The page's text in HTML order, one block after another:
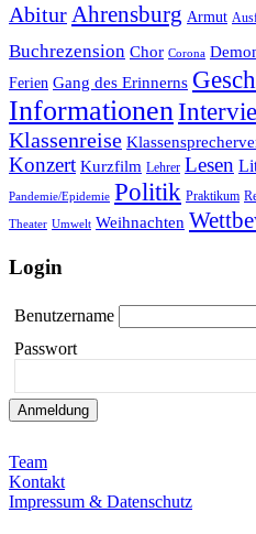
AbiturAhrensburg Armut
Buchrezension Chor Corona
Ferien Gang des Erinnerns
Informationen
Klassenreise
Konzert Kurzfilm Lehrer Lesen
Pandemie/Epidemie Politik Praktikum
Theater Umwelt Weihnachten
Login
Benutzername
Passwort
Team
Kontakt
Impressum & Datenschutz